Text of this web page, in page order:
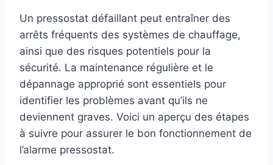
Un pressostat défaillant peut entraîner des
arrêts fréquents des systèmes de chauffage,
ainsi que des risques potentiels pour la
sécurité. La maintenance régulière et le
dépannage approprié sont essentiels pour
identifier les problèmes avant qu’ils ne
deviennent graves. Voici un aperçu des étapes
à suivre pour assurer le bon fonctionnement de
l’alarme pressostat.